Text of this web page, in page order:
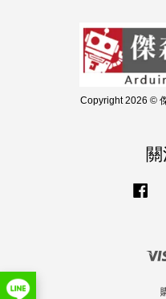
Copyright 2026 ©